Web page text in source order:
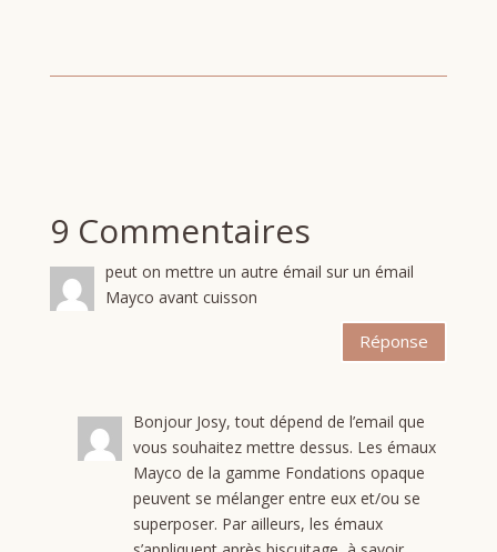
9 Commentaires
peut on mettre un autre émail sur un émail
Mayco avant cuisson
Réponse
Bonjour Josy, tout dépend de l’email que
vous souhaitez mettre dessus. Les émaux
Mayco de la gamme Fondations opaque
peuvent se mélanger entre eux et/ou se
superposer. Par ailleurs, les émaux